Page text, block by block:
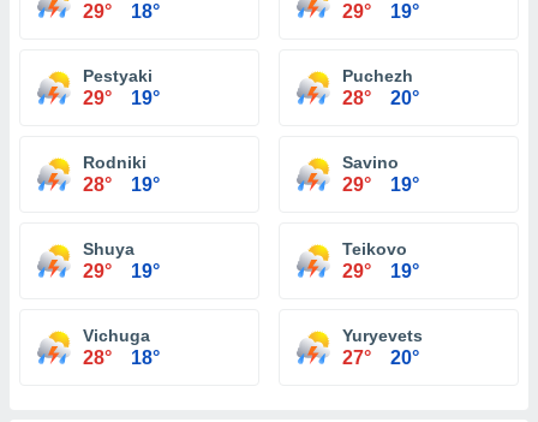
29° 18° 29° 19°
Pestyaki
29° 19°
Puchezh
28° 20°
Rodniki
28° 19°
Savino
29° 19°
Shuya
29° 19°
Teikovo
29° 19°
Vichuga
28° 18°
Yuryevets
27° 20°